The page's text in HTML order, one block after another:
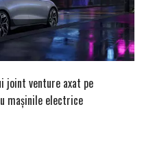
joint venture axat pe
mașinile electrice